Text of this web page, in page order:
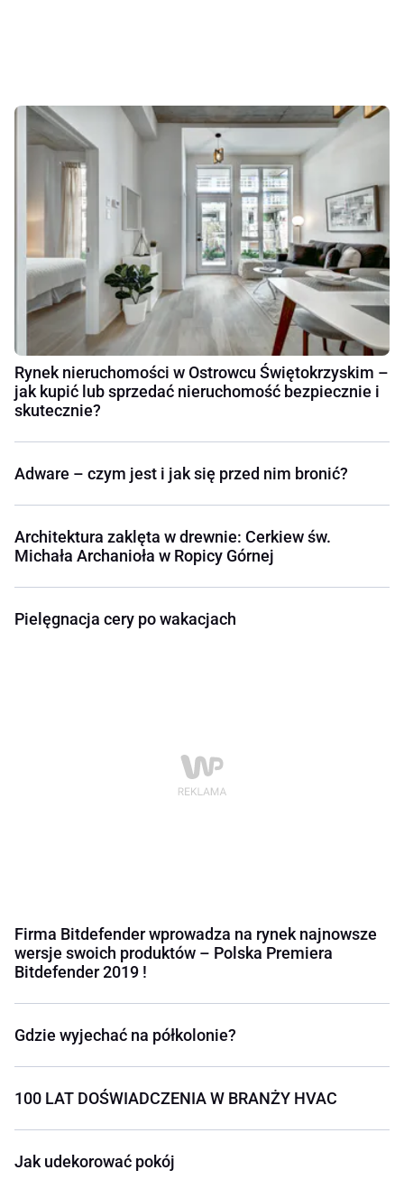
Rynek nieruchomości w Ostrowcu Świętokrzyskim –
jak kupić lub sprzedać nieruchomość bezpiecznie i
skutecznie?
Adware – czym jest i jak się przed nim bronić?
Architektura zaklęta w drewnie: Cerkiew św.
Michała Archanioła w Ropicy Górnej
Pielęgnacja cery po wakacjach
Firma Bitdefender wprowadza na rynek najnowsze
wersje swoich produktów – Polska Premiera
Bitdefender 2019 !
Gdzie wyjechać na półkolonie?
100 LAT DOŚWIADCZENIA W BRANŻY HVAC
Jak udekorować pokój